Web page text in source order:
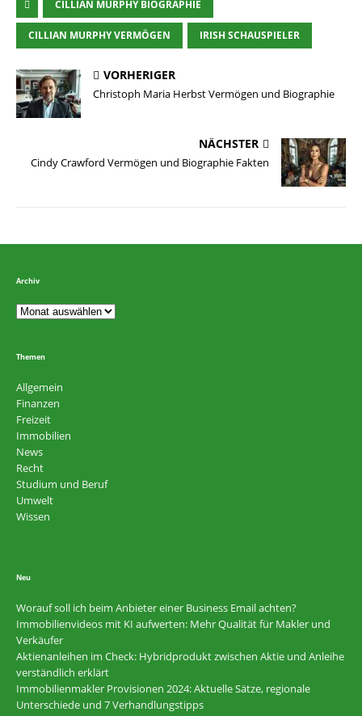
CILLIAN MURPHY BIOGRAPHIE
CILLIAN MURPHY VERMÖGEN IRISH SCHAUSPIELER
VORHERIGER
Christoph Maria Herbst Vermögen und Biographie
NÄCHSTER
Cindy Crawford Vermögen und Biographie Fakten
Archiv
Themen
Allgemein
Finanzen
Freizeit
Immobilien
News
Recht
Studium und Beruf
Umwelt
Wissen
Neu
Worauf soll ich beim Anbieter einer Business Email achten?
Immobilienvideos mit KI aufwerten: Mehr Qualität für Makler und
Verkäufer
Aktienanleihen im Check: Hybridprodukt zwischen Aktie und Anleihe
verständlich erklärt
Immobilienmakler Provisionen 2024: Aktuelle Sätze, regionale
Unterschiede und 7 Verhandlungstipps